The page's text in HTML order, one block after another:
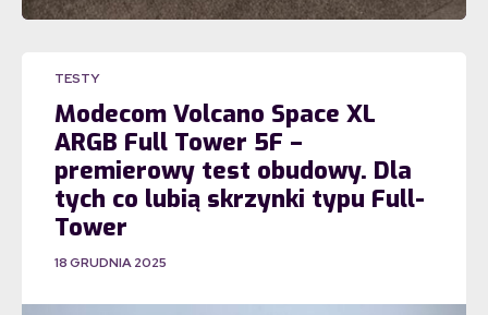
TESTY
Modecom Volcano Space XL
ARGB Full Tower 5F –
premierowy test obudowy. Dla
tych co lubią skrzynki typu Full-
Tower
18 GRUDNIA 2025